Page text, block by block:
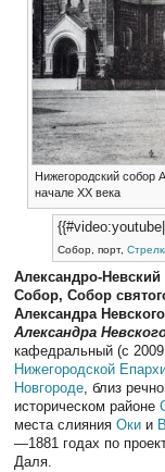
Нижегородский собор
начале XX века
Собор, порт,
Александро-
Собор, Собор
Александра
Александра
кафедральный (с
Нижегородской
Новгороде, близ
историческом районе
места слиянияОки и
—1881 годах по
Даля.